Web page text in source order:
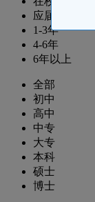
应届生
1-3年
4-6年
6年以上
全部
初中
高中
中专
大专
本科
硕士
博士